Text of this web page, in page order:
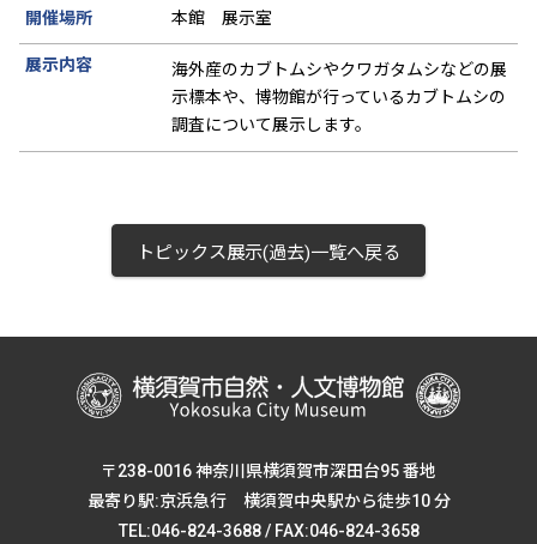
開催場所 本館 展示室
展示内容
海外産のカブトムシやクワガタムシなどの展
示標本や、博物館が行っているカブトムシの
調査について展示します。
トピックス展示(過去)一覧へ戻る
〒238-0016 神奈川県横須賀市深田台95 番地
最寄り駅:京浜急行 横須賀中央駅から徒歩10 分
TEL:046-824-3688 / FAX:046-824-3658